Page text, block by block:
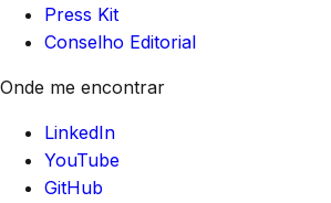
Press Kit
Conselho Editorial
Onde me encontrar
LinkedIn
YouTube
GitHub